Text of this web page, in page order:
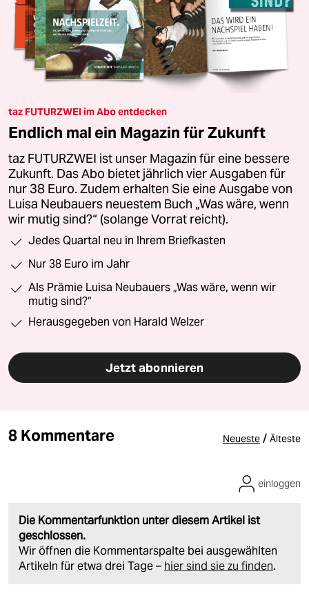
taz FUTURZWEI im Abo entdecken
Endlich mal ein Magazin für Zukunft
taz FUTURZWEI ist unser Magazin für eine bessere
Zukunft. Das Abo bietet jährlich vier Ausgaben für
nur 38 Euro. Zudem erhalten Sie eine Ausgabe von
Luisa Neubauers neuestem Buch „Was wäre, wenn
wir mutig sind?“ (solange Vorrat reicht).
Jedes Quartal neu in Ihrem Briefkasten
Nur 38 Euro im Jahr
Als Prämie Luisa Neubauers „Was wäre, wenn wir
mutig sind?“
Herausgegeben von Harald Welzer
Jetzt abonnieren
8 Kommentare Neueste / Älteste
Die Kommentarfunktion unter diesem Artikel ist
geschlossen.
Wir öffnen die Kommentarspalte bei ausgewählten
Artikeln für etwa drei Tage – hier sind sie zu finden.
einloggen